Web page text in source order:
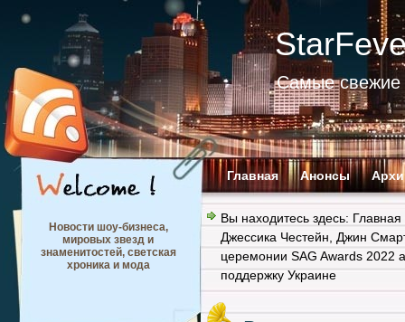
Самые свежие
Главная Анонсы
Новости шоу-бизнеса,
мировых звезд и
знаменитостей, светская
хроника и мода
Вы находитесь здесь: Главная
Джессика Честейн
Джин
церемонии SAG Awards 2022
поддержку Украине